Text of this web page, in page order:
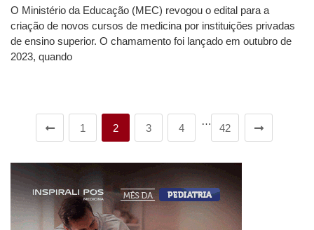
O Ministério da Educação (MEC) revogou o edital para a
criação de novos cursos de medicina por instituições privadas
de ensino superior. O chamamento foi lançado em outubro de
2023, quando
1 2 3 4
…
42